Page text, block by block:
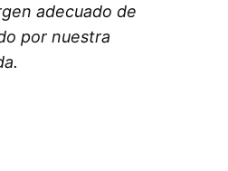
adecuado de
por nuestra